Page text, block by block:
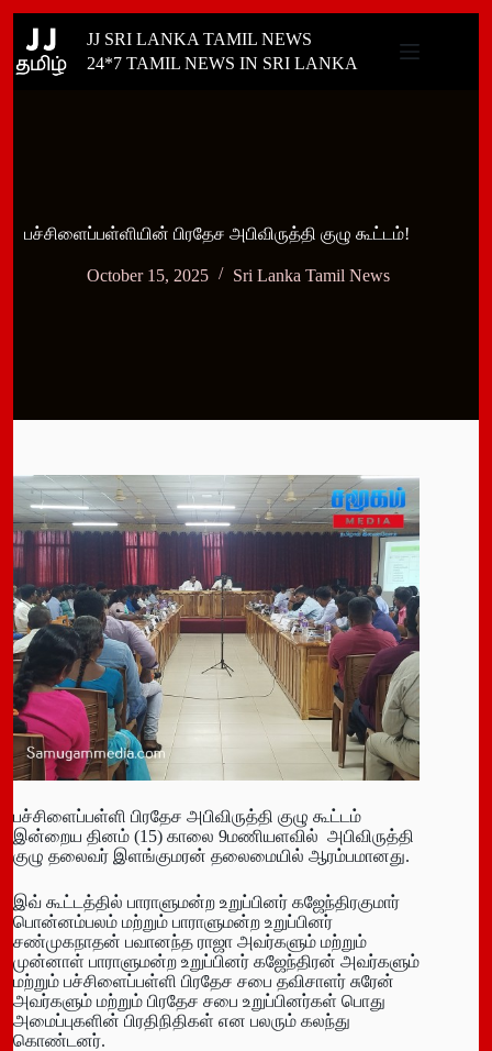
content
JJ SRI LANKA TAMIL NEWS
24*7 TAMIL NEWS IN SRI LANKA
பச்சிளைப்பள்ளியின் பிரதேச அபிவிருத்தி குழு கூட்டம்!
October 15, 2025 Sri Lanka Tamil News
பச்சிளைப்பள்ளி பிரதேச அபிவிருத்தி குழு கூட்டம்
இன்றைய தினம் (15) காலை 9மணியளவில் அபிவிருத்தி
குழு தலைவர் இளங்குமரன் தலைமையில் ஆரம்பமானது.
இவ் கூட்டத்தில் பாராளுமன்ற உறுப்பினர் கஜேந்திரகுமார்
பொன்னம்பலம் மற்றும் பாராளுமன்ற உறுப்பினர்
சண்முகநாதன் பவானந்த ராஜா அவர்களும் மற்றும்
முன்னாள் பாராளுமன்ற உறுப்பினர் கஜேந்திரன் அவர்களும்
மற்றும் பச்சிளைப்பள்ளி பிரதேச சபை தவிசாளர் சுரேன்
அவர்களும் மற்றும் பிரதேச சபை உறுப்பினர்கள் பொது
அமைப்புகளின் பிரதிநிதிகள் என பலரும் கலந்து
கொண்டனர்.